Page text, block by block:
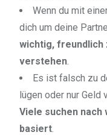
Wenn du mit
dich um deine
wichtig, freundlich
verstehen
Es ist falsch zu
lügen oder nur Geld
Viele suchen nach
basiert